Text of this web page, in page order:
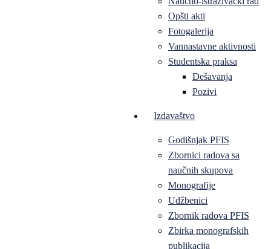
Opšti akti
Fotogalerija
Vannastavne aktivnosti
Studentska praksa
Dešavanja
Pozivi
Izdavaštvo
Godišnjak PFIS
Zbornici radova sa
naučnih skupova
Monografije
Udžbenici
Zbornik radova PFIS
Zbirka monografskih
publikacija